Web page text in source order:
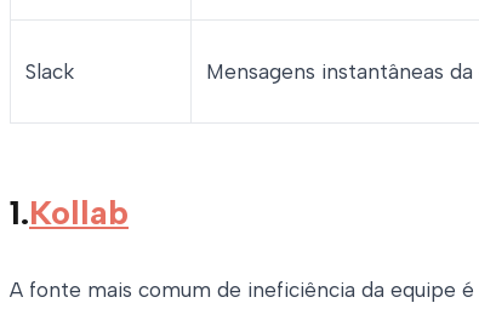
Slack Mensagens instantâneas da
1.Kollab
A fonte mais comum de ineficiência da equipe